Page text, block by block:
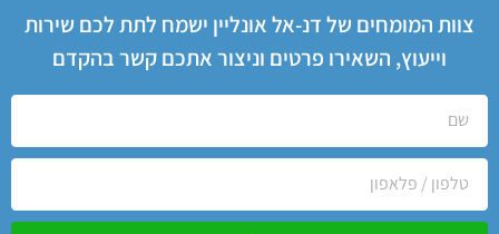
צוות המומחים של דנ-אל אונליין ישמח לתת לכם שירות
וייעוץ, השאירו פרטים וניצור אתכם קשר בהקדם